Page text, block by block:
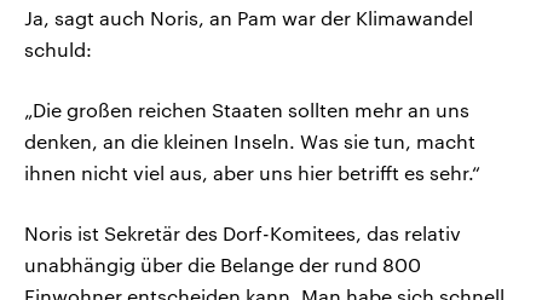
Ja, sagt auch Noris, an Pam war der Klimawandel
schuld:
„Die großen reichen Staaten sollten mehr an uns
denken, an die kleinen Inseln. Was sie tun, macht
ihnen nicht viel aus, aber uns hier betrifft es sehr.“
Noris ist Sekretär des Dorf-Komitees, das relativ
unabhängig über die Belange der rund 800